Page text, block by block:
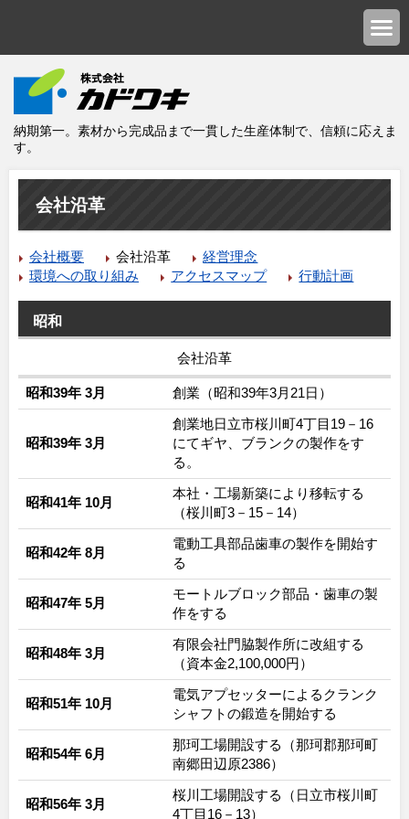
納期第一。素材から完成品まで一貫した生産体制で、信頼に応えま
す。
会社沿革
会社概要 会社沿革
経営理念
環境への取り組み
アクセスマップ 行動計画
昭和
会社沿革
昭和39年 3月 創業（昭和39年3月21日）
昭和39年 3月
創業地日立市桜川町4丁目19－16
にてギヤ、ブランクの製作をす
る。
昭和41年 10月
本社・工場新築により移転する
（桜川町3－15－14）
昭和42年 8月
電動工具部品歯車の製作を開始す
る
昭和47年 5月
モートルブロック部品・歯車の製
作をする
昭和48年 3月
有限会社門脇製作所に改組する
（資本金2,100,000円）
昭和51年 10月
電気アプセッターによるクランク
シャフトの鍛造を開始する
昭和54年 6月
那珂工場開設する（那珂郡那珂町
南郷田辺原2386）
昭和56年 3月
桜川工場開設する（日立市桜川町
4丁目16－13）